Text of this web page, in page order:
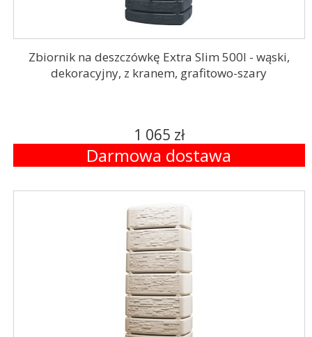
Zbiornik na deszczówkę Extra Slim 500l - wąski,
dekoracyjny, z kranem, grafitowo-szary
1 065 zł
Darmowa dostawa